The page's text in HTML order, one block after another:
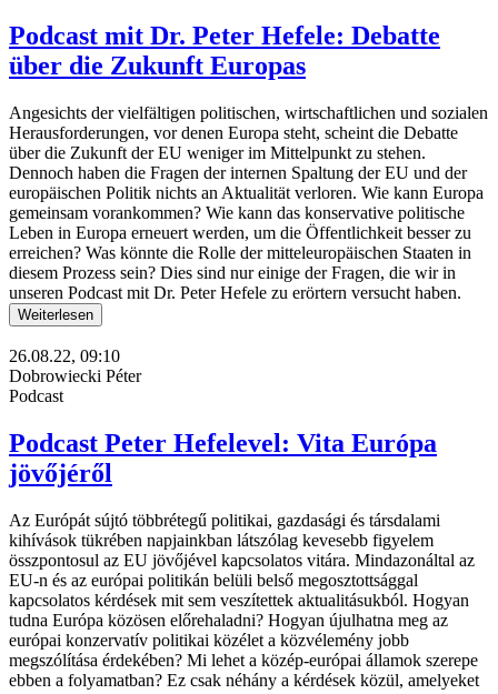
Podcast mit Dr. Peter Hefele: Debatte
über die Zukunft Europas
Angesichts der vielfältigen politischen, wirtschaftlichen und sozialen
Herausforderungen, vor denen Europa steht, scheint die Debatte
über die Zukunft der EU weniger im Mittelpunkt zu stehen.
Dennoch haben die Fragen der internen Spaltung der EU und der
europäischen Politik nichts an Aktualität verloren. Wie kann Europa
gemeinsam vorankommen? Wie kann das konservative politische
Leben in Europa erneuert werden, um die Öffentlichkeit besser zu
erreichen? Was könnte die Rolle der mitteleuropäischen Staaten in
diesem Prozess sein? Dies sind nur einige der Fragen, die wir in
unseren Podcast mit Dr. Peter Hefele zu erörtern versucht haben.
Weiterlesen
26.08.22, 09:10
Dobrowiecki Péter
Podcast
Podcast Peter Hefelevel: Vita Európa
jövőjéről
Az Európát sújtó többrétegű politikai, gazdasági és társdalami
kihívások tükrében napjainkban látszólag kevesebb figyelem
összpontosul az EU jövőjével kapcsolatos vitára. Mindazonáltal az
EU-n és az európai politikán belüli belső megosztottsággal
kapcsolatos kérdések mit sem veszítettek aktualitásukból. Hogyan
tudna Európa közösen előrehaladni? Hogyan újulhatna meg az
európai konzervatív politikai közélet a közvélemény jobb
megszólítása érdekében? Mi lehet a közép-európai államok szerepe
ebben a folyamatban? Ez csak néhány a kérdések közül, amelyeket